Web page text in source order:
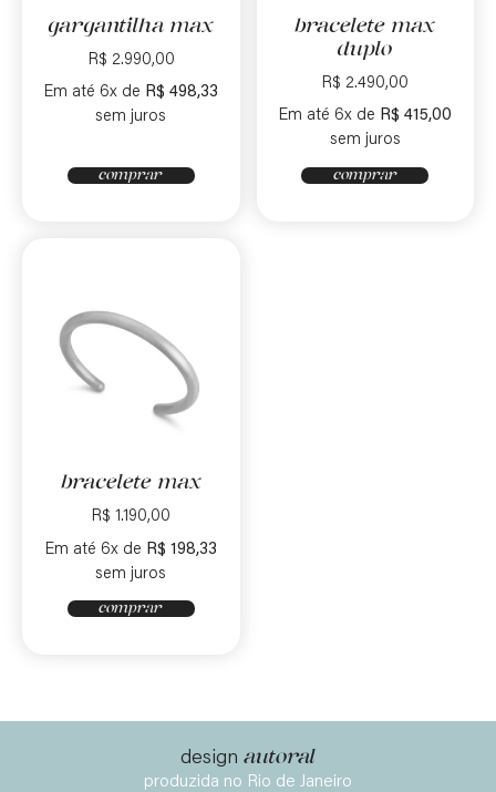
gargantilha max
R$ 2.990,00
Em até 6x de R$ 498,33
sem juros
comprar
bracelete max
duplo
R$ 2.490,00
Em até 6x de R$ 415,00
sem juros
comprar
bracelete max
R$ 1.190,00
Em até 6x de R$ 198,33
sem juros
comprar
design autoral
produzida no Rio de Janeiro